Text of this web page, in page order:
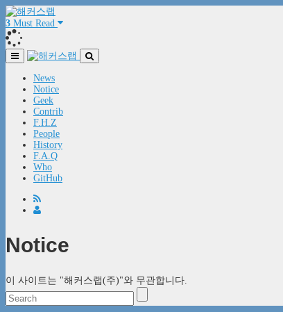
3 Must Read
News
Notice
Geek
Contrib
F.H.Z
People
History
F.A.Q
Who
GitHub
Notice
이 사이트는 "해커스랩(주)"와 무관합니다.